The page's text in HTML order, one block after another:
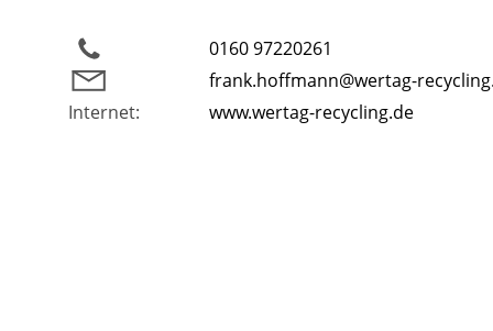
0160 97220261
frank.hoffmann@wertag-
Internet:
www.wertag-recycling.de